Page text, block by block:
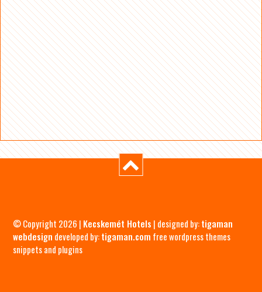
© Copyright 2026 | Kecskemét Hotels | designed by:tigaman
webdesign developed by:tigaman.com free wordpress themes
snippets and plugins